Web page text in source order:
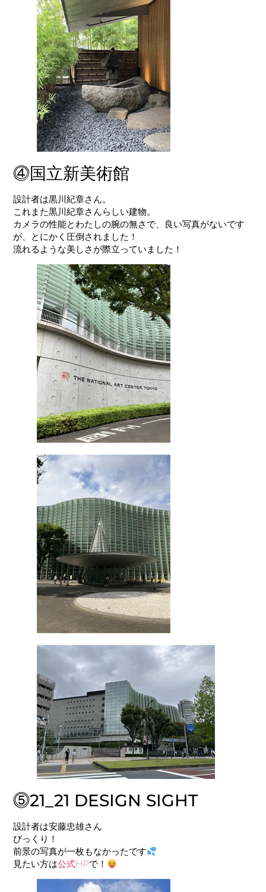
⓸国立新美術館
設計者は黒川紀章さん。
これまた黒川紀章さんらしい建物。
カメラの性能とわたしの腕の無さで、良い写真がないです
が、とにかく圧倒されました！
流れるような美しさが際立っていました！
⓹21_21 DESIGN SIGHT
設計者は安藤忠雄さん
びっくり！
前景の写真が一枚もなかったです
見たい方は公式HPで！